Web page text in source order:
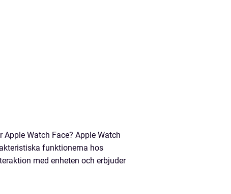
Watch Face? Apple Watch
funktionerna hos
med enheten och erbjuder